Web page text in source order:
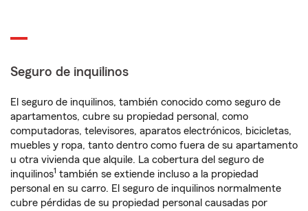
Seguro de inquilinos
El seguro de inquilinos, también conocido como seguro de
apartamentos, cubre su propiedad personal, como
computadoras, televisores, aparatos electrónicos, bicicletas,
muebles y ropa, tanto dentro como fuera de su apartamento
u otra vivienda que alquile. La cobertura del seguro de
inquilinos1 también se extiende incluso a la propiedad
personal en su carro. El seguro de inquilinos normalmente
cubre pérdidas de su propiedad personal causadas por